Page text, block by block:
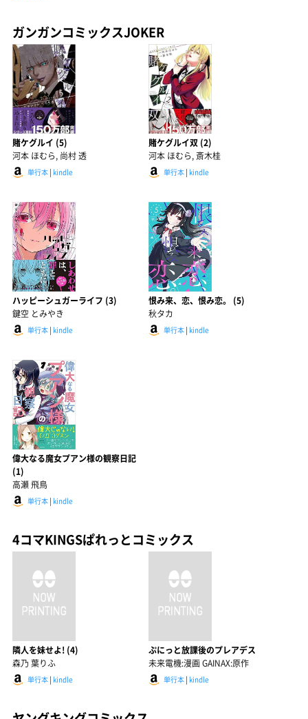
ガンガンコミックスJOKER
賭ケグルイ (5)
河本 ほむら, 尚村 透
単行本 | kindle
賭ケグルイ双 (2)
河本 ほむら, 斎木桂
単行本| kindle
ハッピーシュガーライフ (3)
鍵空 とみやき
単行本 | kindle
恨み来、恋、恨み恋。 (5)
秋タカ
単行本| kindle
偉大なる魔女プアン様の観察日記
(1)
高瀬 飛鳥
単行本 | kindle
4コマKINGSぱれっとコミックス
隣人を妹せよ! (4)
森乃 葉りふ
単行本 | kindle
ぷにっと放課後のプレアデス
未来電機:漫画 GAINAX:原作
単行本| kindle